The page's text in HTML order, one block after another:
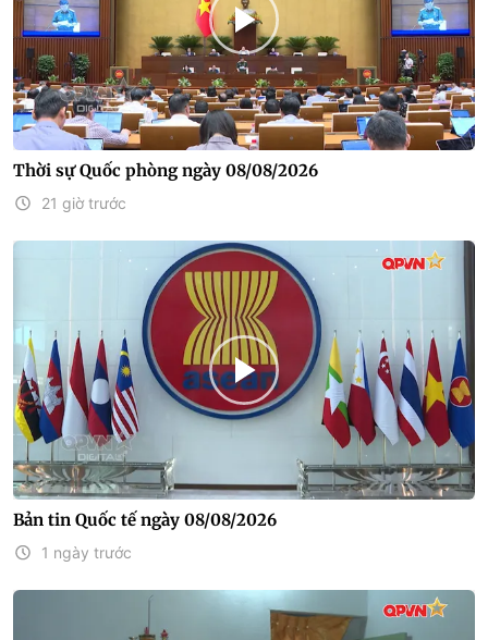
Thời sự Quốc phòng ngày 08/08/2026
21 giờ trước
Bản tin Quốc tế ngày 08/08/2026
1 ngày trước